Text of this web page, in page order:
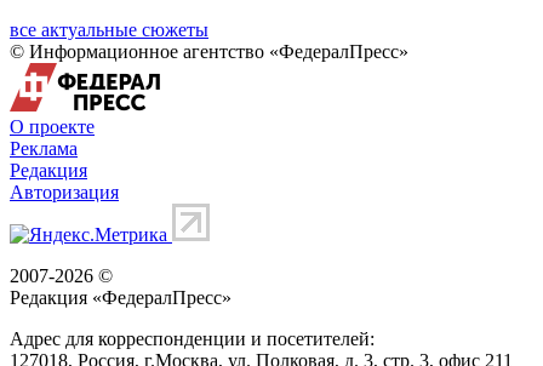
все актуальные сюжеты
© Информационное агентство «ФедералПресс»
О проекте
Реклама
Редакция
Авторизация
2007-2026 ©
Редакция «ФедералПресс»
Адрес для корреспонденции и посетителей:
127018, Россия, г.Москва, ул. Полковая, д. 3, стр. 3, офис 211